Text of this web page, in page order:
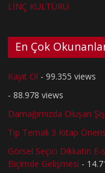
LİNÇ KÜLTÜRÜ
En Çok
Kayıt Ol - 99.355 views
- 88.978 views
Damağımızda Oluşan
Tıp Temalı 3 Kitap
Görsel Seçici Dikkatin E-
Biçimde Gelişmesi -